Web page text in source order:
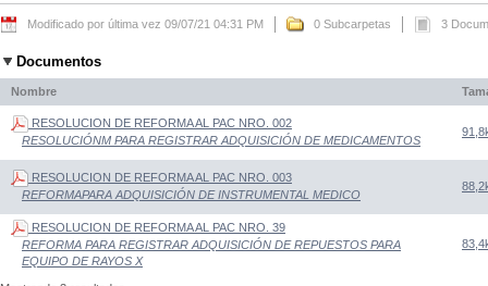
Modificado por última vez 09/07/21 04:31 PM 0 Subcarpetas 3
Documentos
Nombre
RESOLUCION DE REFORMA AL PAC NRO. 002
RESOLUCIÓNM PARA REGISTRAR ADQUISICIÓN DE MEDICAMENTOS
RESOLUCION DE REFORMA AL PAC NRO. 003
REFORMAPARA ADQUISICIÓN DE INSTRUMENTAL MEDICO
RESOLUCION DE REFORMA AL PAC NRO. 39
REFORMA PARA REGISTRAR ADQUISICIÓN DE REPUESTOS PARA
EQUIPO DE RAYOS X